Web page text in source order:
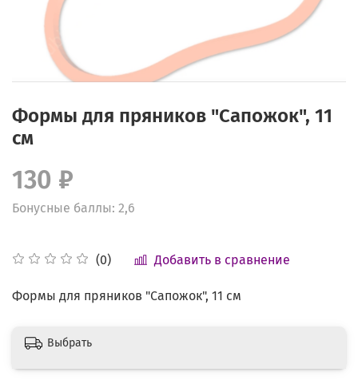
Формы для пряников "Сапожок", 11
см
(0) Добавить в сравнение
130 ₽
Бонусные баллы: 2,6
Формы для пряников "Сапожок", 11 см
Выбрать